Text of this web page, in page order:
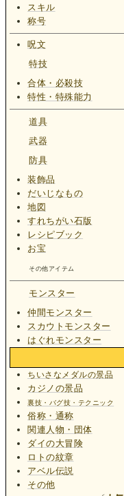
スキル
称号
呪文
特技
合体・必殺技
特性・特殊能力
道具
武器
防具
装飾品
だいじなもの
地図
すれちがい石版
レシピブック
お宝
その他アイテム
モンスター
仲間モンスター
スカウトモンスター
はぐれモンスター
ちいさなメダルの景品
カジノの景品
裏技・バグ技・テクニック
俗称・通称
関連人物・団体
ダイの大冒険
ロトの紋章
アベル伝説
その他